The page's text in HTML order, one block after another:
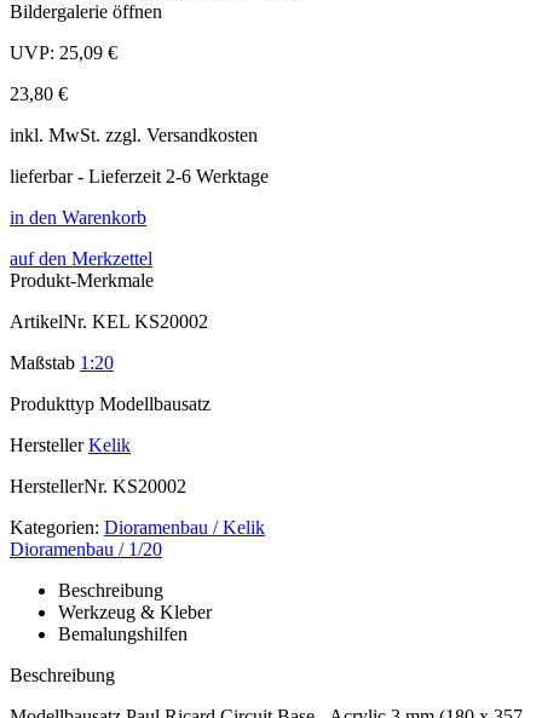
Bildergalerie öffnen
UVP: 25,09 €
23,80 €
inkl. MwSt. zzgl. Versandkosten
lieferbar - Lieferzeit 2-6 Werktage
in den Warenkorb
auf den Merkzettel
Produkt-Merkmale
ArtikelNr. KEL KS20002
Maßstab 1:20
Produkttyp Modellbausatz
Hersteller Kelik
HerstellerNr. KS20002
Kategorien: Dioramenbau / Kelik
Dioramenbau / 1/20
Beschreibung
Werkzeug & Kleber
Bemalungshilfen
Beschreibung